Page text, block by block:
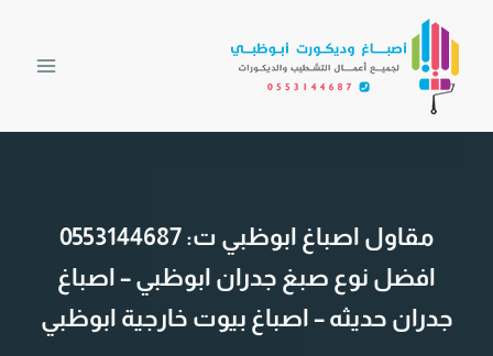
المحتوى
مقاول اصباغ ابوظبي ت: 0553144687
افضل نوع صبغ جدران ابوظبي – اصباغ
جدران حديثه – اصباغ بيوت خارجية ابوظبي